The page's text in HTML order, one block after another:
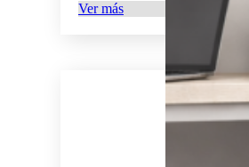
Ver más